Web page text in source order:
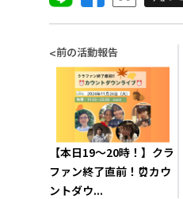
<前の活動報告
【本日19～20時！】クラ
ファン終了直前！⏰カウ
ントダウ...